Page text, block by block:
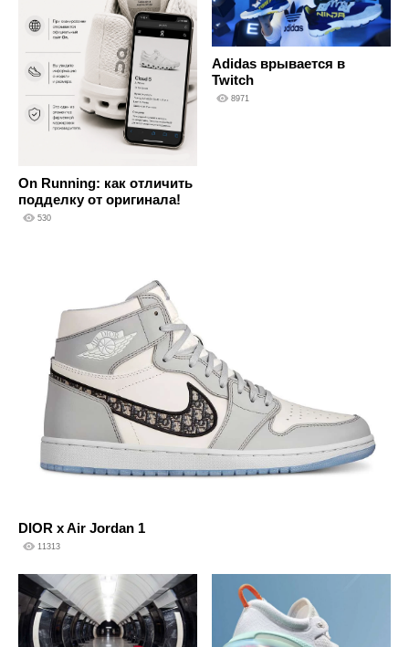
On Running: как отличить
подделку от оригинала!
530
Adidas врывается в
Twitch
8971
DIOR x Air Jordan 1
11313